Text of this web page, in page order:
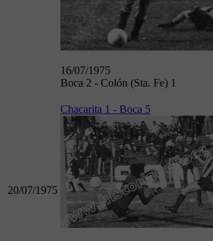
16/07/1975
Boca 2 - Colón (Sta. Fe) 1
20/07/1975
Chacarita 1 - Boca 5